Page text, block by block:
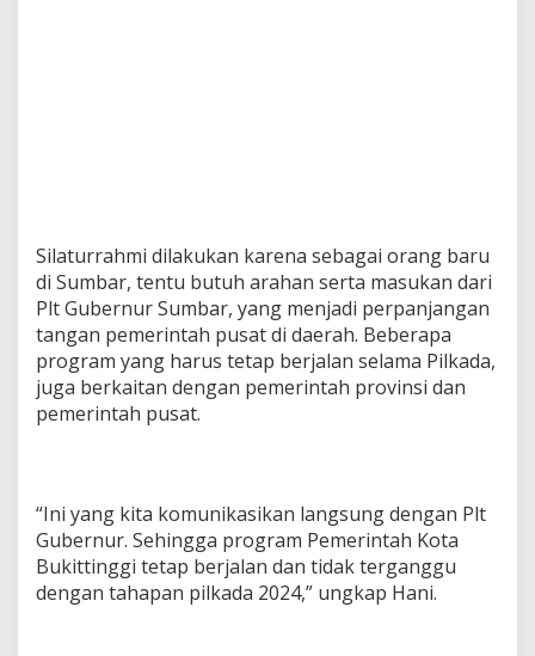
Silaturrahmi dilakukan karena sebagai orang baru
di Sumbar, tentu butuh arahan serta masukan dari
Plt Gubernur Sumbar, yang menjadi perpanjangan
tangan pemerintah pusat di daerah. Beberapa
program yang harus tetap berjalan selama Pilkada,
juga berkaitan dengan pemerintah provinsi dan
pemerintah pusat.
“Ini yang kita komunikasikan langsung dengan Plt
Gubernur. Sehingga program Pemerintah Kota
Bukittinggi tetap berjalan dan tidak terganggu
dengan tahapan pilkada 2024,” ungkap Hani.